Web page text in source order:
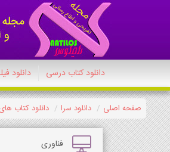
دانلود کتاب درسی دانلود
صفحه اصلی دانلود سرا دانلود کتاب
فناوری